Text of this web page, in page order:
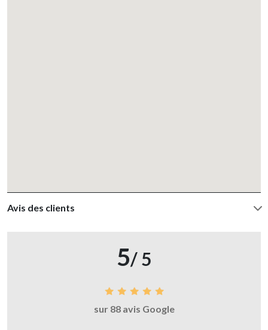
Avis des clients
5/ 5
sur 88 avis Google